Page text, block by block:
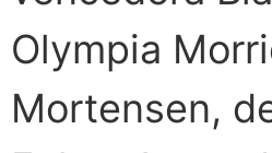
Olympia
Mortensen,